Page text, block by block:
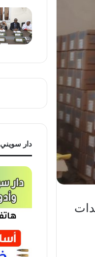
دار سويني